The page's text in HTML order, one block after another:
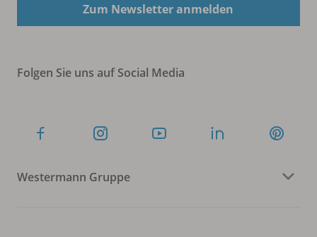
Zum Newsletter anmelden
Folgen Sie uns auf Social Media
Westermann Gruppe